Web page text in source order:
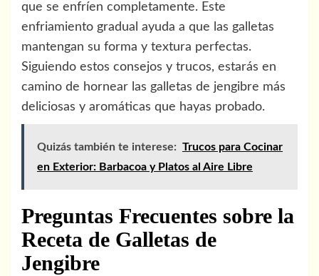
que se enfríen completamente. Este
enfriamiento gradual ayuda a que las galletas
mantengan su forma y textura perfectas.
Siguiendo estos consejos y trucos, estarás en
camino de hornear las galletas de jengibre más
deliciosas y aromáticas que hayas probado.
Quizás también te interese: Trucos para Cocinar
en Exterior: Barbacoa y Platos al Aire Libre
Preguntas Frecuentes sobre la
Receta de Galletas de
Jengibre